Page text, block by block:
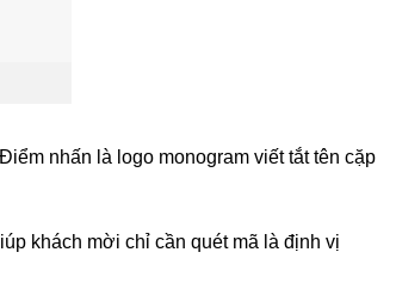
nhấn là logo monogram viết tắt tên cặp
khách mời chỉ cần quét mã là định vị